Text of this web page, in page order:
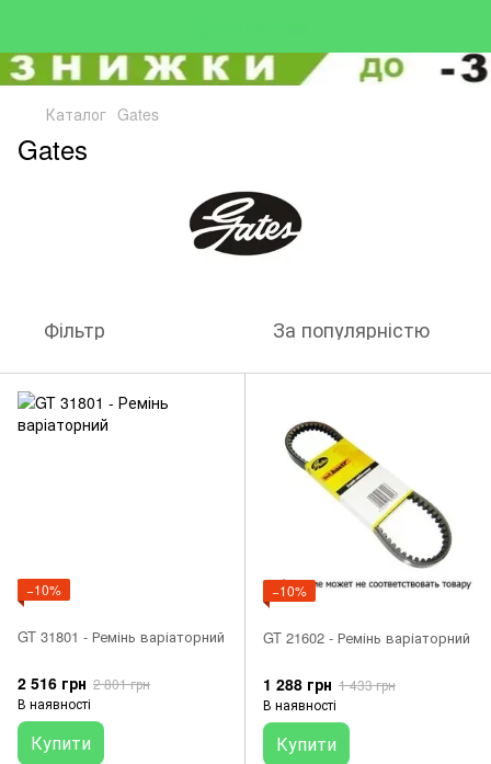
Каталог Gates
Gates
Фільтр За популярністю
−10%
GT 31801 - Ремінь варіаторний
2 516 грн 2 801 грн
В наявності
Купити
−10%
GT 21602 - Ремінь варіаторний
1 288 грн 1 433 грн
В наявності
Купити